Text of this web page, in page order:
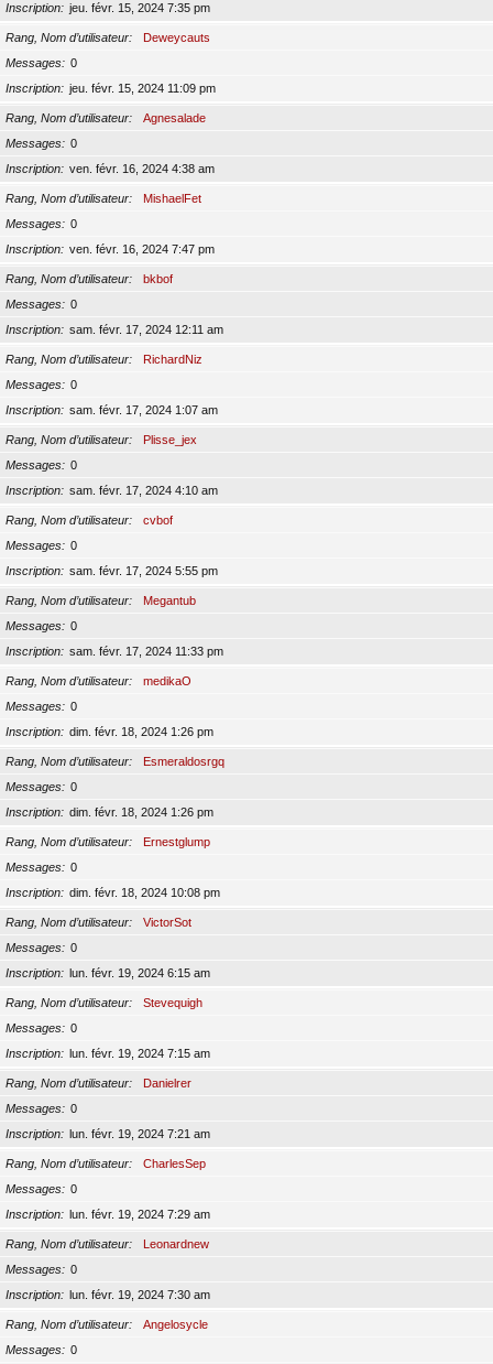
Inscription
jeu. févr. 15, 2024 7:35 pm
Rang, Nom d’utilisateur
Deweycauts
Messages
0
Inscription
jeu. févr. 15, 2024 11:09 pm
Rang, Nom d’utilisateur
Agnesalade
Messages
0
Inscription
ven. févr. 16, 2024 4:38 am
Rang, Nom d’utilisateur
MishaelFet
Messages
0
Inscription
ven. févr. 16, 2024 7:47 pm
Rang, Nom d’utilisateur
bkbof
Messages
0
Inscription
sam. févr. 17, 2024 12:11 am
Rang, Nom d’utilisateur
RichardNiz
Messages
0
Inscription
sam. févr. 17, 2024 1:07 am
Rang, Nom d’utilisateur
Plisse_jex
Messages
0
Inscription
sam. févr. 17, 2024 4:10 am
Rang, Nom d’utilisateur
cvbof
Messages
0
Inscription
sam. févr. 17, 2024 5:55 pm
Rang, Nom d’utilisateur
Megantub
Messages
0
Inscription
sam. févr. 17, 2024 11:33 pm
Rang, Nom d’utilisateur
medikaO
Messages
0
Inscription
dim. févr. 18, 2024 1:26 pm
Rang, Nom d’utilisateur
Esmeraldosrgq
Messages
0
Inscription
dim. févr. 18, 2024 1:26 pm
Rang, Nom d’utilisateur
Ernestglump
Messages
0
Inscription
dim. févr. 18, 2024 10:08 pm
Rang, Nom d’utilisateur
VictorSot
Messages
0
Inscription
lun. févr. 19, 2024 6:15 am
Rang, Nom d’utilisateur
Stevequigh
Messages
0
Inscription
lun. févr. 19, 2024 7:15 am
Rang, Nom d’utilisateur
Danielrer
Messages
0
Inscription
lun. févr. 19, 2024 7:21 am
Rang, Nom d’utilisateur
CharlesSep
Messages
0
Inscription
lun. févr. 19, 2024 7:29 am
Rang, Nom d’utilisateur
Leonardnew
Messages
0
Inscription
lun. févr. 19, 2024 7:30 am
Rang, Nom d’utilisateur
Angelosycle
Messages
0